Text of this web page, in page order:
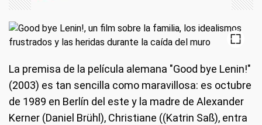
La premisa de la película alemana "Good bye Lenin!"
(2003) es tan sencilla como maravillosa: es octubre
de 1989 en Berlín del este y la madre de Alexander
Kerner (Daniel Brühl), Christiane ((Katrin Saß), entra